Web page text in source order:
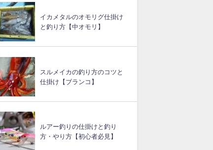
イカメタルのオモリグ仕掛け
と釣り方【中オモリ】
スルメイカの釣り方のコツと
仕掛け【ブランコ】
ルアー釣りの仕掛けと釣り
方・やり方【初心者必見】